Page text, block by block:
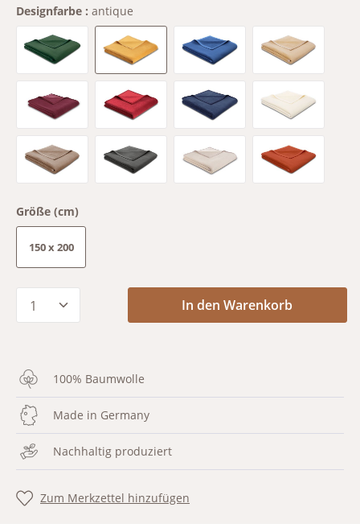
Designfarbe : antique
alge antique azur beige
brombeer granat mitternacht natur
palisade schiefer silber terra
Größe (cm)
150 x 200
Produkt Anzahl: Gib den gewünschten
In den Warenkorb
100% Baumwolle
Made in Germany
Nachhaltig produziert
Zum Merkzettel hinzufügen